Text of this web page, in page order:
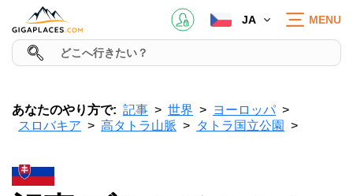
JA MENU
あなたのやり方で: 記事 世界
ヨーロッパ
スロバキア
高タトラ山脈 タトラ国立公園